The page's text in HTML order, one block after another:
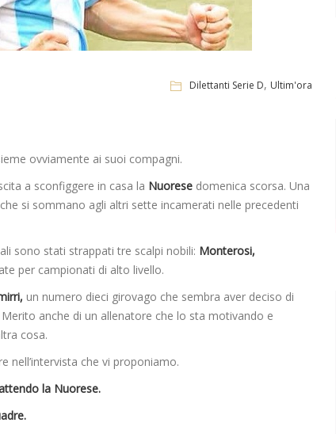
Dilettanti Serie D, Ultim'ora
ovviamente ai suoi compagni.
a sconfiggere in casa la Nuorese domenica scorsa. Una
si sommano agli altri sette incamerati nelle precedenti
sono stati strappati tre scalpi nobili: Monterosi,
per campionati di alto livello.
un numero dieci girovago che sembra aver deciso di
anche di un allenatore che lo sta motivando e
cosa.
nell’intervista che vi proponiamo.
la Nuorese.